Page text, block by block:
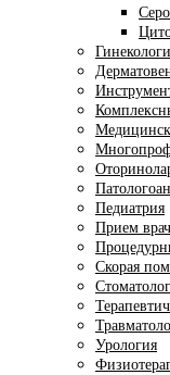
Педиатрия
Прием
Скорая
Урология